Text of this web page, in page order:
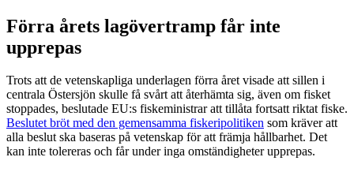
Förra årets lagövertramp får inte
upprepas
Trots att de vetenskapliga underlagen förra året visade att sillen i
centrala Östersjön skulle få svårt att återhämta sig, även om fisket
stoppades, beslutade EU:s fiskeministrar att tillåta fortsatt riktat fiske.
Beslutet bröt med den gemensamma fiskeripolitiken som kräver att
alla beslut ska baseras på vetenskap för att främja hållbarhet. Det
kan inte tolereras och får under inga omständigheter upprepas.